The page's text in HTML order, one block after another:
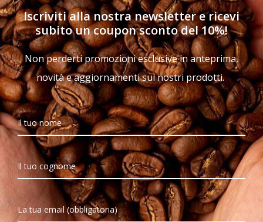
Iscriviti alla nostra newsletter e ricevi
subito uncoupon sconto del 10%!
Non perderti promozioni esclusive in anteprima,
novità e aggiornamenti sui nostri prodotti.